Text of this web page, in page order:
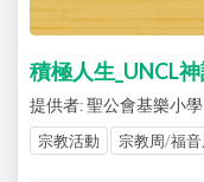
積極人生_UNCL
提供者: 聖公會基樂小學
宗教活動 宗教周/福音